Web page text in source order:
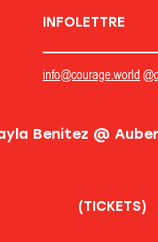
INFOLETTRE
info@courage.world
(TICKETS)